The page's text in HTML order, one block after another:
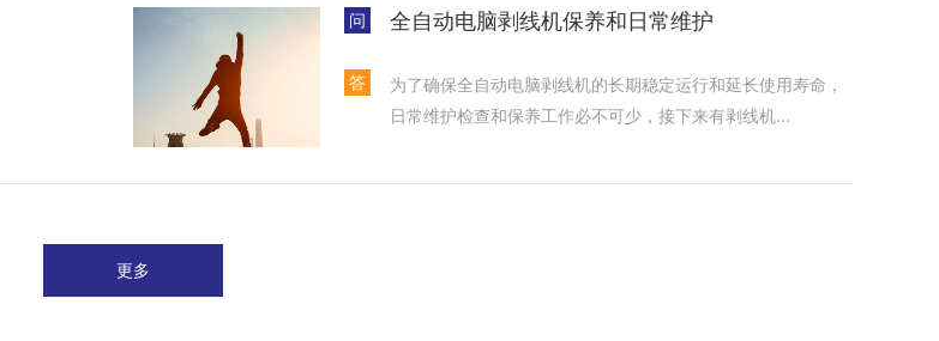
问 全自动电脑剥线机保养和日常维护
答
为了确保全自动电脑剥线机的长期稳定运行和延长使用寿命，
日常维护检查和保养工作必不可少，接下来有剥线机...
更多